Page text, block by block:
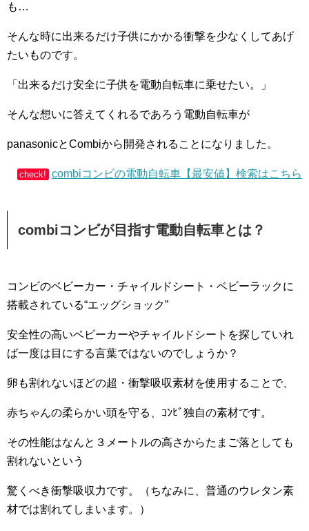
も…
そんな時に出来るだけ子供にかかる衝撃を少なくしてあげ
たいものです。
「出来るだけ安全に子供を電動自転車に乗せたい。」
そんな想いに答えてくれるであろう電動自転車が
panasonicとCombiから開発されることになりました。
check! combiコンビの電動自転車【最安値】検索はこちら
combiコンビが目指す電動自転車とは？
コンビのベビーカー・チャイルドシート・ベビーラックに
搭載されている“エッグショック”
安全性の高いベビーカーやチャイルドシートを探していれ
ば一度は目にする言葉ではないのでしょうか？
卵も割れないほどの超・衝撃吸収素材を使用することで、
赤ちゃんの柔らかい頭を守る、ｺﾝﾋﾞ独自の素材です。
その性能はなんと３メートルの高さからたまご落としても
割れないという
驚くべき衝撃吸収力です。（ちなみに、普通のウレタン素
材では割れてしまいます。）